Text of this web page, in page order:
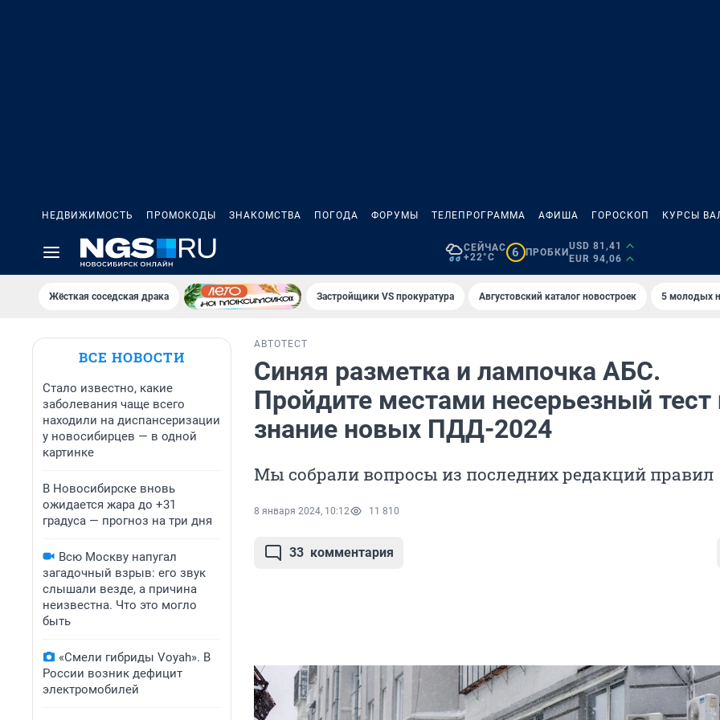
НЕДВИЖИМОСТЬ ПРОМОКОДЫ ЗНАКОМСТВА ПОГОДА ФОРУМЫ ТЕЛЕПРОГРАММА АФИША ГОРОСКОП КУРСЫ
СЕЙЧАС
+22°C
6 ПРОБКИ
USD 81,41
EUR 94,06
Жёсткая соседская драка Застройщики VS прокуратура Августовский каталог новостроек 5 молодых
ВСЕ НОВОСТИ
Стало известно, какие
заболевания чаще всего
находили на диспансеризации
у новосибирцев — в одной
картинке
В Новосибирске вновь
ожидается жара до +31
градуса — прогноз на три дня
Всю Москву напугал
загадочный взрыв: его звук
слышали везде, а причина
неизвестна. Что это могло
быть
«Смели гибриды Voyah». В
России возник дефицит
электромобилей
АВТОТЕСТ
Синяя разметка и лампочка АБС.
Пройдите местами несерьезный тест
знание новых ПДД-2024
Мы собрали вопросы из последних редакций правил
8 января 2024, 10:12 11 810
33 комментария